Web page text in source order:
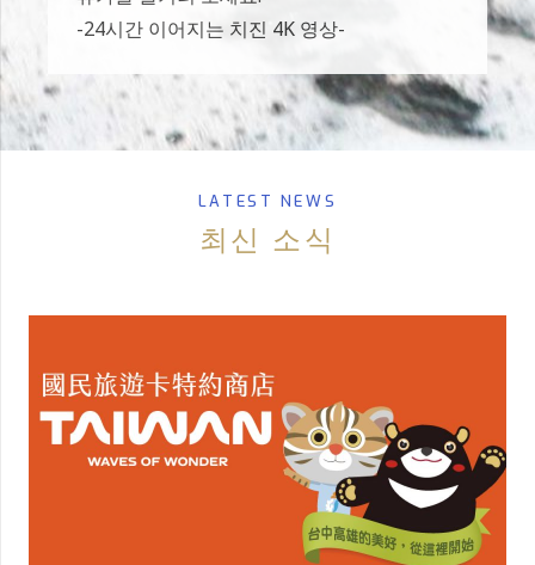
-24시간 이어지는 치진 4K 영상-
LATEST NEWS
최신 소식